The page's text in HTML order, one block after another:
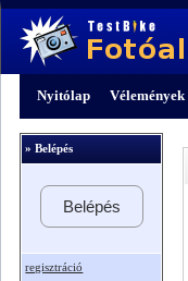
Nyitólap Vélemények
» Belépés
Belépés
regisztráció